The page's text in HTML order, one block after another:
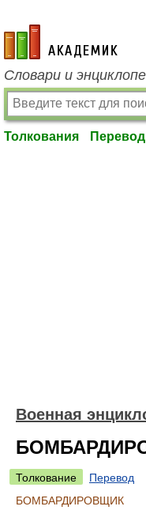
academic.ru
Словари и
Толкования
Военная
Толкование
Перевод
БОМБАРДИРОВЩИК